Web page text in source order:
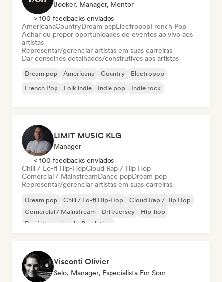
Booker, Manager, Mentor
> 100 feedbacks enviados
AmericanaCountryDream popElectropopFrench Pop
Achar ou propor oportunidades de eventos ao vivo aos
artistas
Representar/gerenciar artistas em suas carreiras
Dar conselhos detalhados/construtivos aos artistas
Dream pop Americana Country
Electropop
French Pop
Folk indie Indie pop Indie rock
LIMIT MUSIC KLG
Manager
< 100 feedbacks enviados
Chill / Lo-fi Hip-HopCloud Rap / Hip Hop
Comercial / MainstreamDance popDream pop
Representar/gerenciar artistas em suas carreiras
Dream pop Chill / Lo-fi Hip-Hop
Cloud Rap / Hip Hop
Comercial / Mainstream
Drill/Jersey
Hip-hop
Rap internacional
Pop latino
Visconti Olivier
Selo, Manager, Especialista Em Som